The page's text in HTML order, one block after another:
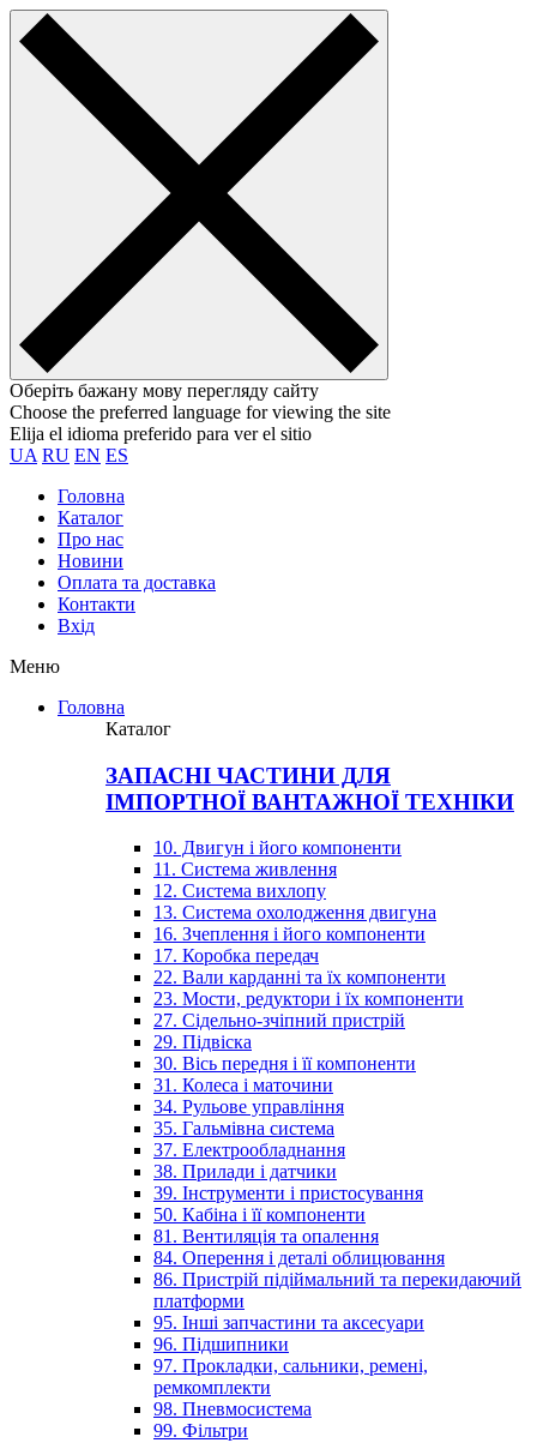
Оберіть бажану мову перегляду сайту
Choose the preferred language for viewing the site
Elija el idioma preferido para ver el sitio
UA RU EN ES
Головна
Каталог
Про нас
Новини
Оплата та доставка
Контакти
Вхiд
Меню
Головна
Каталог
ЗАПАСНІ ЧАСТИНИ ДЛЯ
ІМПОРТНОЇ ВАНТАЖНОЇ ТЕХНІКИ
10. Двигун і його компоненти
11. Система живлення
12. Система вихлопу
13. Система охолодження двигуна
16. Зчеплення і його компоненти
17. Коробка передач
22. Вали карданні та їх компоненти
23. Мости, редуктори і їх компоненти
27. Сідельно-зчіпний пристрій
29. Підвіска
30. Вісь передня і її компоненти
31. Колеса і маточини
34. Рульове управління
35. Гальмівна система
37. Електрообладнання
38. Прилади і датчики
39. Інструменти і пристосування
50. Кабіна і її компоненти
81. Вентиляція та опалення
84. Оперення і деталі облицювання
86. Пристрій підіймальний та перекидаючий
платформи
95. Інші запчастини та аксесуари
96. Підшипники
97. Прокладки, сальники, ремені,
ремкомплекти
98. Пневмосистема
99. Фільтри